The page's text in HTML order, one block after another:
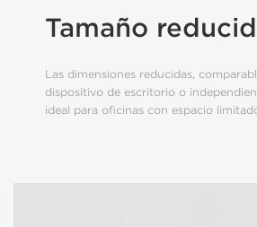
Tamaño
Las dimensiones reducidas,
dispositivo de escritorio o
ideal para oficinas con espacio